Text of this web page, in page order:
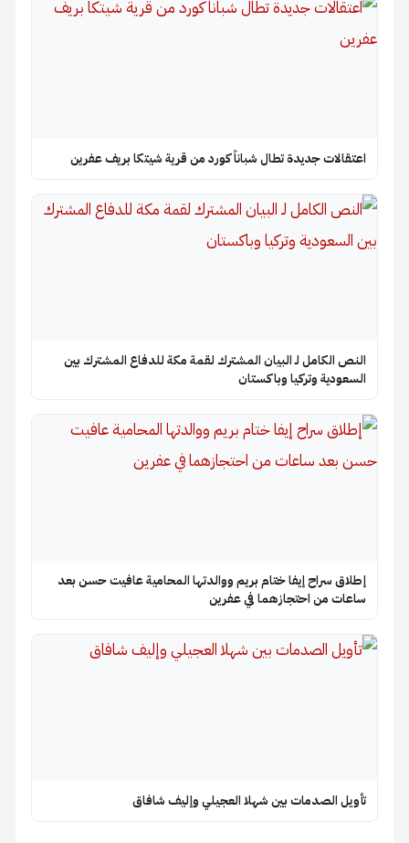
اعتقالات جديدة تطال شباناً كورد من قرية شيتكا بريف عفرين
النص الكامل لـ البيان المشترك لقمة مكة للدفاع المشترك بين
السعودية وتركيا وباكستان
إطلاق سراح إيفا ختام بريم ووالدتها المحامية عافيت حسن بعد
ساعات من احتجازهما في عفرين
تأويل الصدمات بين شهلا العجيلي وإليف شافاق